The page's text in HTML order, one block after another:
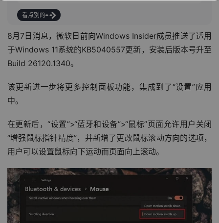
看点别的
8月7日消息，微软日前向Windows Insider成员推送了适用
于Windows 11系统的KB5040557更新，安装后版本号升至
Build 26120.1340。
该更新进一步将更多控制面板功能，集成到了“设置”应用
中。
在更新后，“设置”>“蓝牙和设备”>“鼠标”页面允许用户关闭
“增强鼠标指针精度”，并新增了更改鼠标滚动方向的选项，
用户可以设置鼠标向下运动而页面向上滚动。